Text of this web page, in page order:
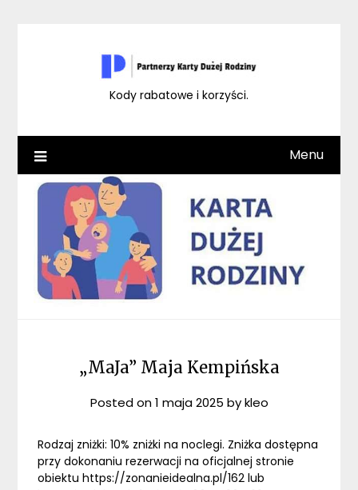
Kody rabatowe i korzyści.
Menu
„MaJa” Maja Kempińska
Posted on1 maja 2025 bykleo
Rodzaj zniżki: 10% zniżki na noclegi. Zniżka dostępna
przy dokonaniu rezerwacji na oficjalnej stronie
obiektu https://zonanieidealna.pl/162 lub